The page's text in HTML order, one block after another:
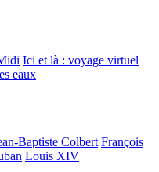
Ici et là : voyage virtuel
eaux
Baptiste Colbert François
Louis XIV